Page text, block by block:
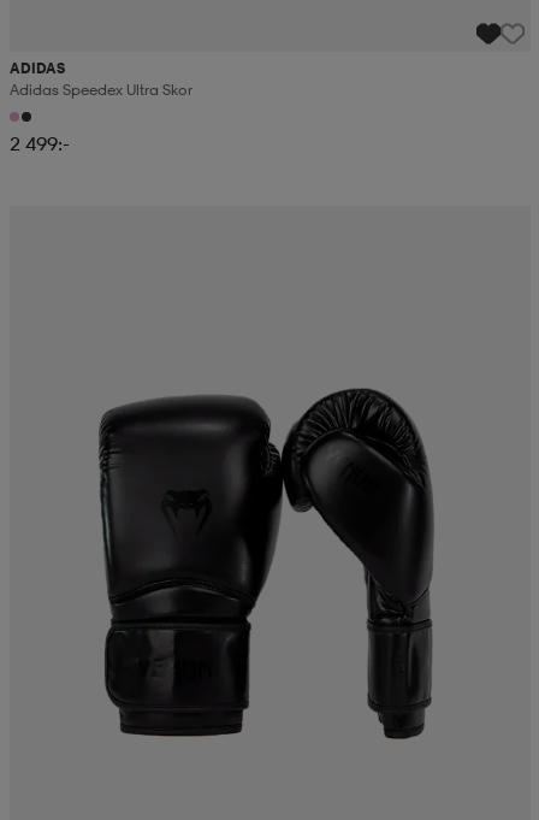
ADIDAS
Adidas Speedex Ultra Skor
2 499:-